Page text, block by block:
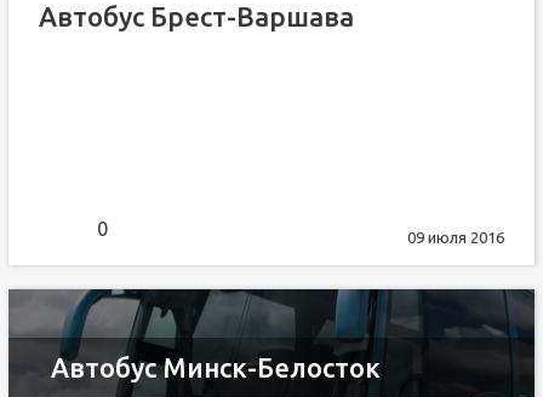
Автобус Брест-Варшава
0 09 июля 2016
Автобус Минск-Белосток